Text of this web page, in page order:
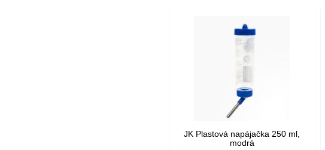
JK Plastová napájačka 250 ml,
modrá